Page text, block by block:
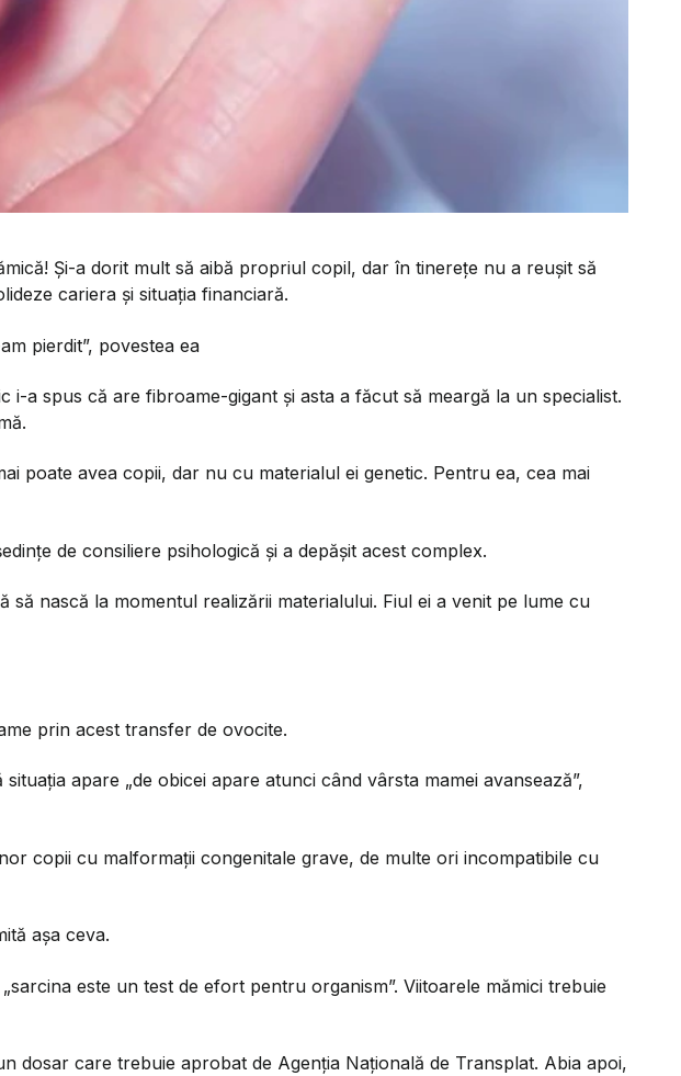
Și-a dorit mult să aibă propriul copil, dar în tinerețe nu a reușit să
cariera și situația financiară.
pierdit”, povestea ea
a spus că are fibroame-gigant și asta a făcut să meargă la un specialist.
poate avea copii, dar nu cu materialul ei genetic. Pentru ea, cea mai
de consiliere psihologică și a depășit acest complex.
nască la momentul realizării materialului. Fiul ei a venit pe lume cu
prin acest transfer de ovocite.
situația apare „de obicei apare atunci când vârsta mamei avansează”,
copii cu malformații congenitale grave, de multe ori incompatibile cu
așa ceva.
este un test de efort pentru organism”. Viitoarele mămici trebuie
dosar care trebuie aprobat de Agenția Națională de Transplat. Abia apoi,